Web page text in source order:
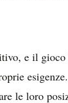
e il
le loro